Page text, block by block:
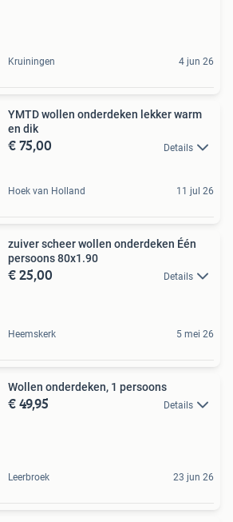
Kruiningen 4 jun 26
YMTD wollen onderdeken lekker warm
en dik
€ 75,00 Details
Hoek van Holland 11 jul 26
zuiver scheer wollen onderdeken Één
persoons 80x1.90
€ 25,00 Details
Heemskerk 5 mei 26
Wollen onderdeken, 1 persoons
€ 49,95 Details
Leerbroek 23 jun 26